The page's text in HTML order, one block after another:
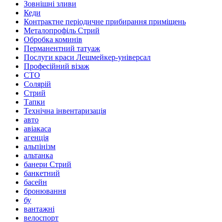
Зовнішні зливи
Кеди
Контрактне періодичне прибирання приміщень
Металопрофіль Стрий
Обробка коминів
Перманентний татуаж
Послуги краси Лешмейкер-універсал
Професійний візаж
СТО
Солярій
Стрий
Тапки
Технічна інвентаризація
авто
авіакаса
агенція
альпінізм
альтанка
банери Стрий
банкетний
басейн
бронювання
бу
вантажні
велоспорт